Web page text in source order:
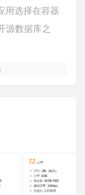
用选择在容器
源数据库之